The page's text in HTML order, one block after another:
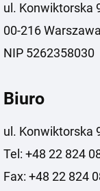
ul. Konwiktorska
00-216 Warszawa
NIP 5262358030
Biuro
ul. Konwiktorska
Tel: +48 22 824
Fax: +48 22 824